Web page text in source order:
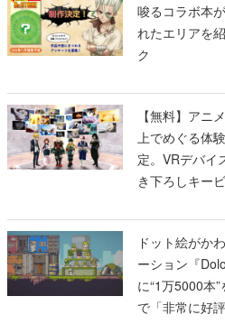
唆るコラボ本
れたエリアを
ク
【無料】アニ
上でめぐる体
定。VRデバイ
き下ろしキー
ドット絵がか
ーション『
に“1万5000本
で「非常に好